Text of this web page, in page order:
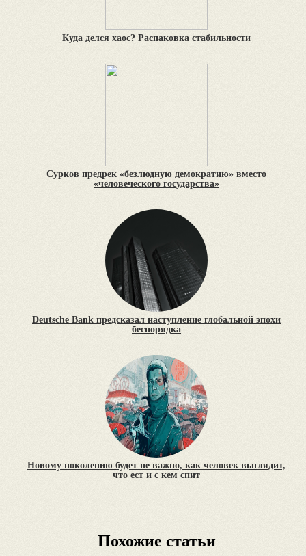
Куда делся хаос? Распаковка стабильности
Сурков предрек «безлюдную демократию» вместо
«человеческого государства»
Deutsche Bank предсказал наступление глобальной эпохи
беспорядка
Новому поколению будет не важно, как человек выглядит,
что ест и с кем спит
Похожие статьи